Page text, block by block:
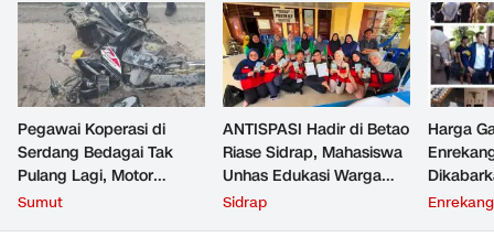
Pegawai Koperasi di
Serdang Bedagai Tak
Pulang Lagi, Motor
Hancur Usai Dihantam
Sumut
ANTISPASI Hadir di Betao
Riase Sidrap, Mahasiswa
Unhas Edukasi Warga
Cegah ISPA Sejak Dini
Sidrap
Harga
Ribu,
Enrekang